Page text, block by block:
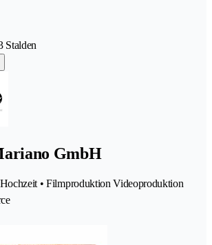
Stalden
GmbH
• Filmproduktion Videoproduktion